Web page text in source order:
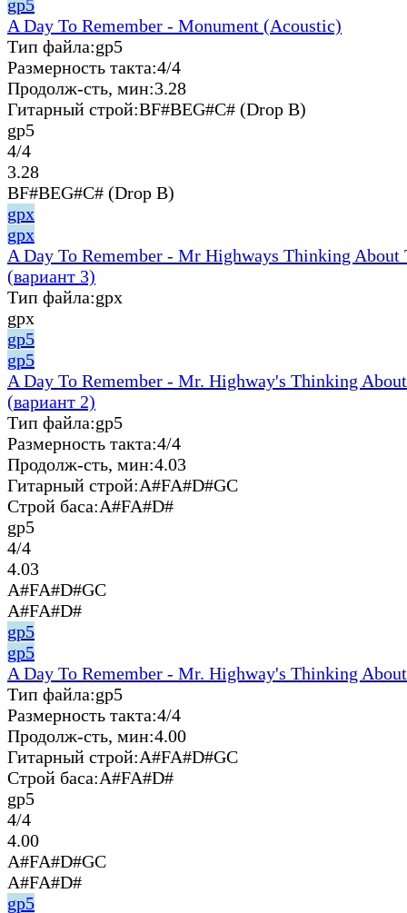
gp5
A Day To Remember - Monument (Acoustic)
Тип файла:gp5
Размерность такта:4/4
Продолж-сть, мин:3.28
Гитарный строй:BF#BEG#C# (Drop B)
gp5
4/4
3.28
BF#BEG#C# (Drop B)
gpx
gpx
A Day To Remember - Mr Highways Thinking About
(вариант 3)
Тип файла:gpx
gpx
gp5
gp5
A Day To Remember - Mr. Highway's Thinking
(вариант 2)
Тип файла:gp5
Размерность такта:4/4
Продолж-сть, мин:4.03
Гитарный строй:A#FA#D#GC
Строй баса:A#FA#D#
gp5
4/4
4.03
A#FA#D#GC
A#FA#D#
gp5
gp5
A Day To Remember - Mr. Highway's Thinking
Тип файла:gp5
Размерность такта:4/4
Продолж-сть, мин:4.00
Гитарный строй:A#FA#D#GC
Строй баса:A#FA#D#
gp5
4/4
4.00
A#FA#D#GC
A#FA#D#
gp5